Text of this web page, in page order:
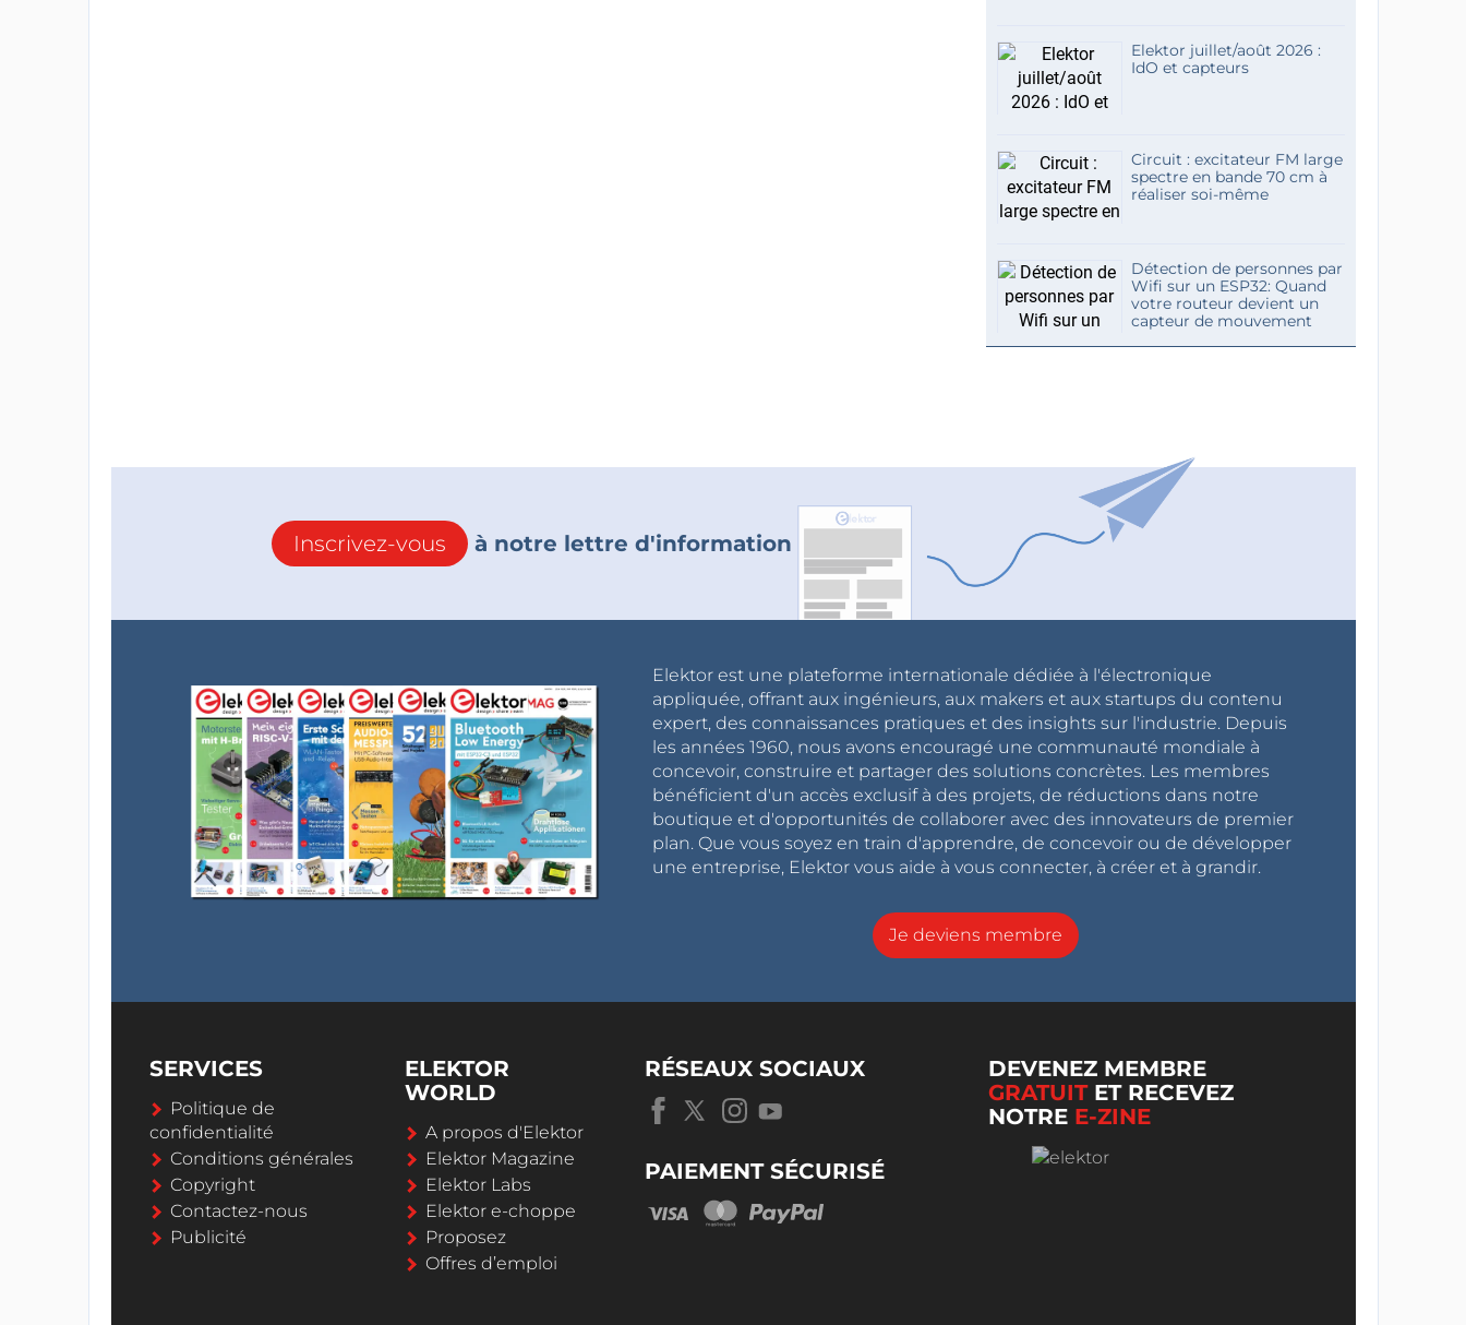
Elektor juillet/août 2026 :
IdO et capteurs
Circuit : excitateur FM large
spectre en bande 70 cm à
réaliser soi-même
Détection de personnes par
Wifi sur un ESP32: Quand
votre routeur devient un
capteur de mouvement
Inscrivez-vous à notre lettre d'information
Elektor est une plateforme internationale dédiée à l'électronique
appliquée, offrant aux ingénieurs, aux makers et aux startups du contenu
expert, des connaissances pratiques et des insights sur l'industrie. Depuis
les années 1960, nous avons encouragé une communauté mondiale à
concevoir, construire et partager des solutions concrètes. Les membres
bénéficient d'un accès exclusif à des projets, de réductions dans notre
boutique et d'opportunités de collaborer avec des innovateurs de premier
plan. Que vous soyez en train d'apprendre, de concevoir ou de développer
une entreprise, Elektor vous aide à vous connecter, à créer et à grandir.
Je deviens membre
SERVICES
Politique de
confidentialité
Conditions générales
Copyright
Contactez-nous
Publicité
ELEKTOR
WORLD
A propos d'Elektor
Elektor Magazine
Elektor Labs
Elektor e-choppe
Proposez
Offres d’emploi
RÉSEAUX SOCIAUX
PAIEMENT SÉCURISÉ
DEVENEZ MEMBRE
GRATUITET RECEVEZ
NOTRE E-ZINE